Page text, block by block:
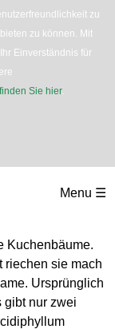
zu
zu können. Mit
Einverständnis für
Sie hier.
Menu ☰
Kuchenbäume.
riechen sie mach
Ursprünglich
gibt nur zwei